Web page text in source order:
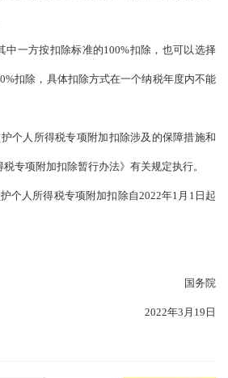
中一方按扣除标准的100%扣除，也可以选择
扣除，具体扣除方式在一个纳税年度内不能
个人所得税专项附加扣除涉及的保障措施和
专项附加扣除暂行办法》有关规定执行。
个人所得税专项附加扣除自2022年1月1日起
国务院
2022年3月19日